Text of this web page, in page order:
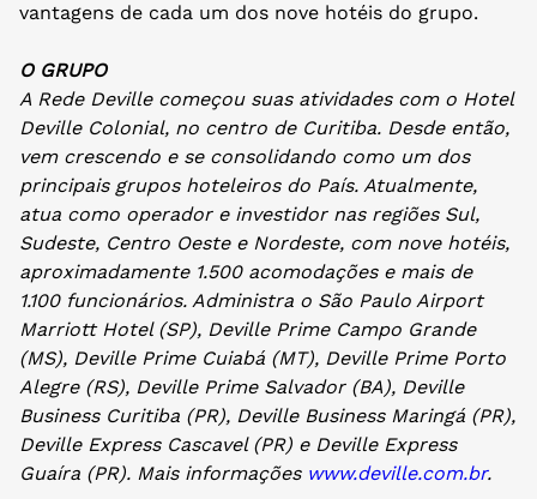
vantagens de cada um dos nove hotéis do grupo.
O GRUPO
A Rede Deville começou suas atividades com o Hotel
Deville Colonial, no centro de Curitiba. Desde então,
vem crescendo e se consolidando como um dos
principais grupos hoteleiros do País. Atualmente,
atua como operador e investidor nas regiões Sul,
Sudeste, Centro Oeste e Nordeste, com nove hotéis,
aproximadamente 1.500 acomodações e mais de
1.100 funcionários. Administra o São Paulo Airport
Marriott Hotel (SP), Deville Prime Campo Grande
(MS), Deville Prime Cuiabá (MT), Deville Prime Porto
Alegre (RS), Deville Prime Salvador (BA), Deville
Business Curitiba (PR), Deville Business Maringá (PR),
Deville Express Cascavel (PR) e Deville Express
Guaíra (PR). Mais informações www.deville.com.br.